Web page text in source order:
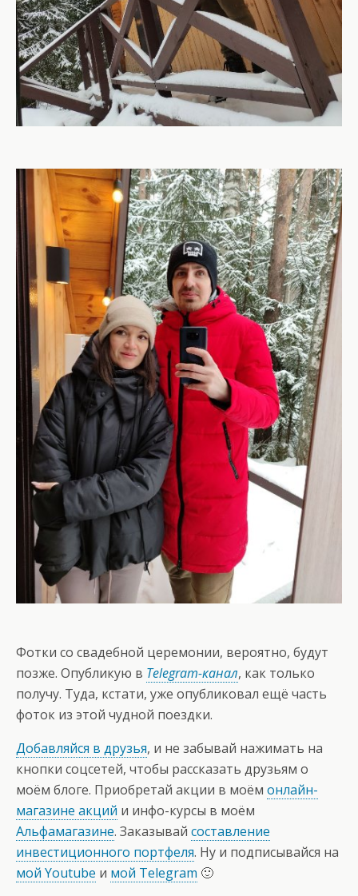
Фотки со свадебной церемонии, вероятно, будут
позже. Опубликую в Telegram-канал, как только
получу. Туда, кстати, уже опубликовал ещё часть
фоток из этой чудной поездки.
Добавляйся в друзья, и не забывай нажимать на
кнопки соцсетей, чтобы рассказать друзьям о
моём блоге. Приобретай акции в моём онлайн-
магазине акций и инфо-курсы в моём
Альфамагазине. Заказывай составление
инвестиционного портфеля. Ну и подписывайся на
мой Youtube и мой Telegram 🙂